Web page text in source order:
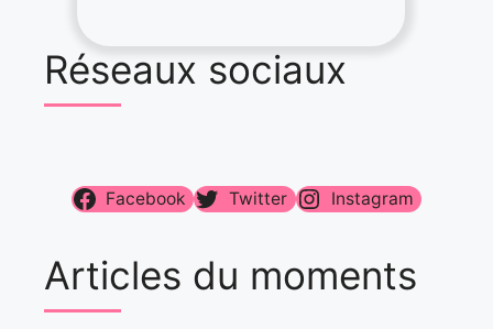
Réseaux sociaux
Facebook Twitter Instagram
Articles du moments